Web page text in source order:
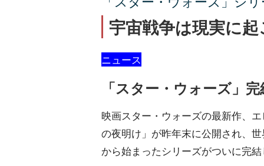
宇宙戦争は現実に
ニュース
「スター・ウォーズ」
映画スター・ウォーズの最新作、
の夜明け」が昨年末に公開され、
から始まったシリーズがついに完